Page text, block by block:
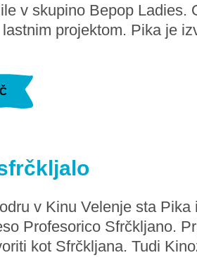
v skupino Bepop Ladies.
projektom. Pika je
v Kinu Velenje sta
Profesorico Sfrčkljano.
kot Sfrčkljana. Tudi